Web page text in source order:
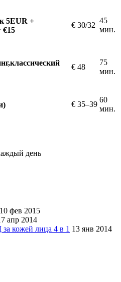
5EUR +
€15
€ 30/32
45
мин.
€ 48
75
мин.
€ 35–39
60
мин.
день
10 фев 2015
апр 2014
лица 4 в 1 13 янв 2014